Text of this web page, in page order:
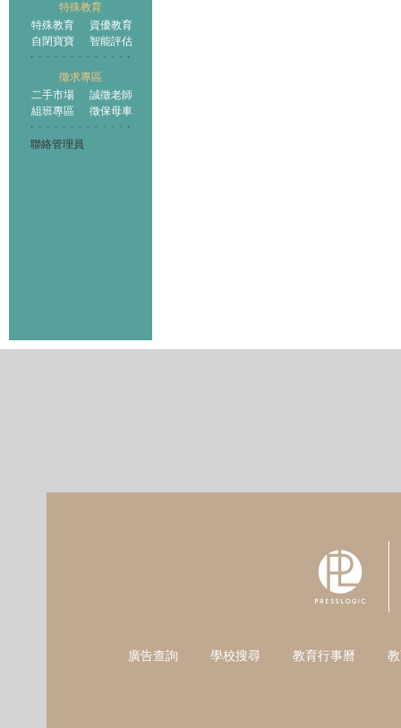
特殊教育
特殊教育
資優教育
自閉寶寶
智能評估
徵求專區
二手市場
誠徵老師
組班專區
徵保母車
聯絡管理員
廣告查詢 學校搜尋 教育行事曆